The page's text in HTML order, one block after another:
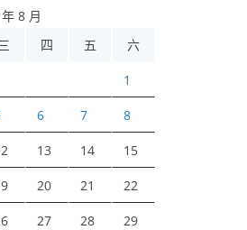
8 月
四 五 六
1
6 7 8
13 14 15
20 21 22
27 28 29